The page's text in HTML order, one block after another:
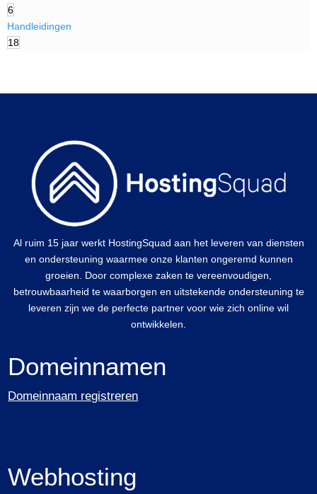
6
Handleidingen
18
Al ruim 15 jaar werkt HostingSquad aan het leveren van diensten
en ondersteuning waarmee onze klanten ongeremd kunnen
groeien. Door complexe zaken te vereenvoudigen,
betrouwbaarheid te waarborgen en uitstekende ondersteuning te
leveren zijn we de perfecte partner voor wie zich online wil
ontwikkelen.
Domeinnamen
Domeinnaam registreren
Webhosting